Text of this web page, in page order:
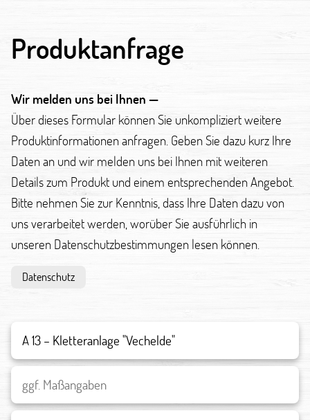
Produktanfrage
Wir melden uns bei Ihnen —
Über dieses Formular können Sie unkompliziert weitere
Produktinformationen anfragen. Geben Sie dazu kurz Ihre
Daten an und wir melden uns bei Ihnen mit weiteren
Details zum Produkt und einem entsprechenden Angebot.
Bitte nehmen Sie zur Kenntnis, dass Ihre Daten dazu von
uns verarbeitet werden, worüber Sie ausführlich in
unseren Datenschutzbestimmungen lesen können.
Datenschutz